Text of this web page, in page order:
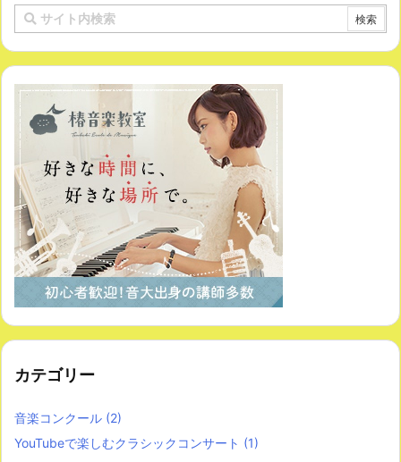
カテゴリー
音楽コンクール (2)
YouTubeで楽しむクラシックコンサート (1)